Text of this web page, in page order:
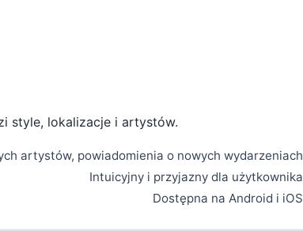
style, lokalizacje i artystów.
artystów, powiadomienia o nowych wydarzeniach
Intuicyjny i przyjazny dla użytkownika
Dostępna na Android i iOS